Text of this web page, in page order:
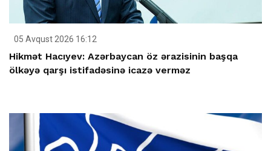
05 Avqust 2026 16:12
Hikmət Hacıyev: Azərbaycan öz ərazisinin başqa
ölkəyə qarşı istifadəsinə icazə verməz